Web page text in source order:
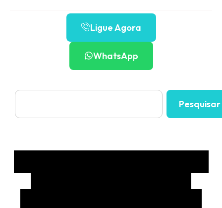
Ligue Agora
WhatsApp
Pesquisar